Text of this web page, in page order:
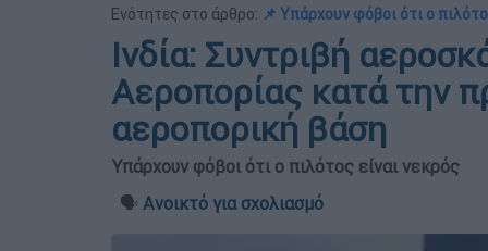
Ενότητες στο άρθρο: 📌 Υπάρχουν φόβοι ότι ο
Ινδία: Συντριβή
Αεροπορίας κατά την
αεροπορική βάση
Υπάρχουν φόβοι ότι ο πιλότος είναι νεκρός
🗣️ Ανοικτό για σχολιασμό